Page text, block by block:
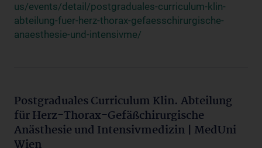
us/events/detail/postgraduales-curriculum-klin-
abteilung-fuer-herz-thorax-gefaesschirurgische-
anaesthesie-und-intensivme/
Postgraduales Curriculum Klin. Abteilung
für Herz-Thorax-Gefäßchirurgische
Anästhesie und Intensivmedizin | MedUni